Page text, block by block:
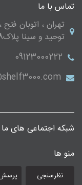
تماس با ما
تهران ، اتوبان
توحید و سینا پلاک288 واحد 9
09123000222
شبکه اجتماعی های ما
منو ها
نظرسنجی